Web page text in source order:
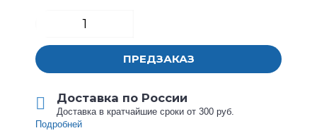
ПРЕДЗАКАЗ
Доставка по России
Доставка в кратчайшие сроки от 300 руб.
Подробней